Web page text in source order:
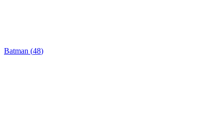
Batman (48)